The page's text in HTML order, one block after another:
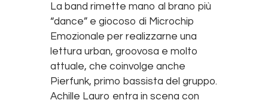
La band rimette mano al brano più
“dance” e giocoso di Microchip
Emozionale per realizzarne una
lettura urban, groovosa e molto
attuale, che coinvolge anche
Pierfunk, primo bassista del gruppo.
Achille Lauro entra in scena con